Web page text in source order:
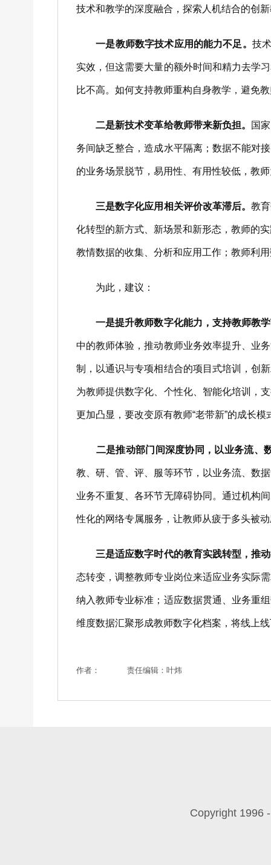
技术和教学的深度融合，探索人机结合的创
一是教师数字技术应用的能力不足。 技
实效，但这需要大量的额外时间和精力去学
比不高。如何支持教师重构自身教学，避免
二是新技术变革给教师带来新负担。 国
务间缺乏整合，造成水平隔离；数据不能对
的业务场景脱节，易用性、有用性较低，教
三是数字化应用相关评价改革滞后。教
化转型的新方式、新场景和新形态，教师的
教情数据的收集、分析和应用工作；教师利
为此，建议：
一是提升教师数字化能力，支持教师教
中的教师体验，推动教师业务效率提升、业
制，以通识与专项相结合的项目式培训，创
为教师提供数字化、个性化、智能化培训，
更加凸显，要改变原有教师“老带新”的成长
二是推动部门间深度协同，以业务流、
教、研、管、评、服等环节，以业务流、数
业务不重复、各环节无障碍协同。通过机构
性化的网络专属服务，让教师从疲于多头被
三是适应数字时代的教育实践转型，推
态转变，调整教师专业岗位来适应业务实际
纳入教师专业标准；适应数据贯通、业务重
维度数据汇聚形成教师数字化档案，将线上
作者： 责任编辑：叶炜
Copyright 1996